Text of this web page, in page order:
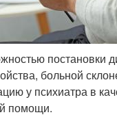
постановки
больной
у психиатра в
помощи.